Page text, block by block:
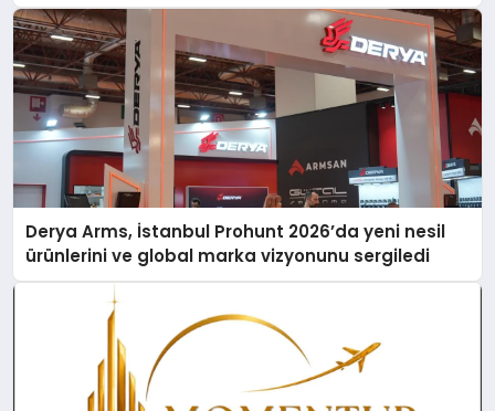
Derya Arms, İstanbul Prohunt 2026’da yeni nesil
ürünlerini ve global marka vizyonunu sergiledi